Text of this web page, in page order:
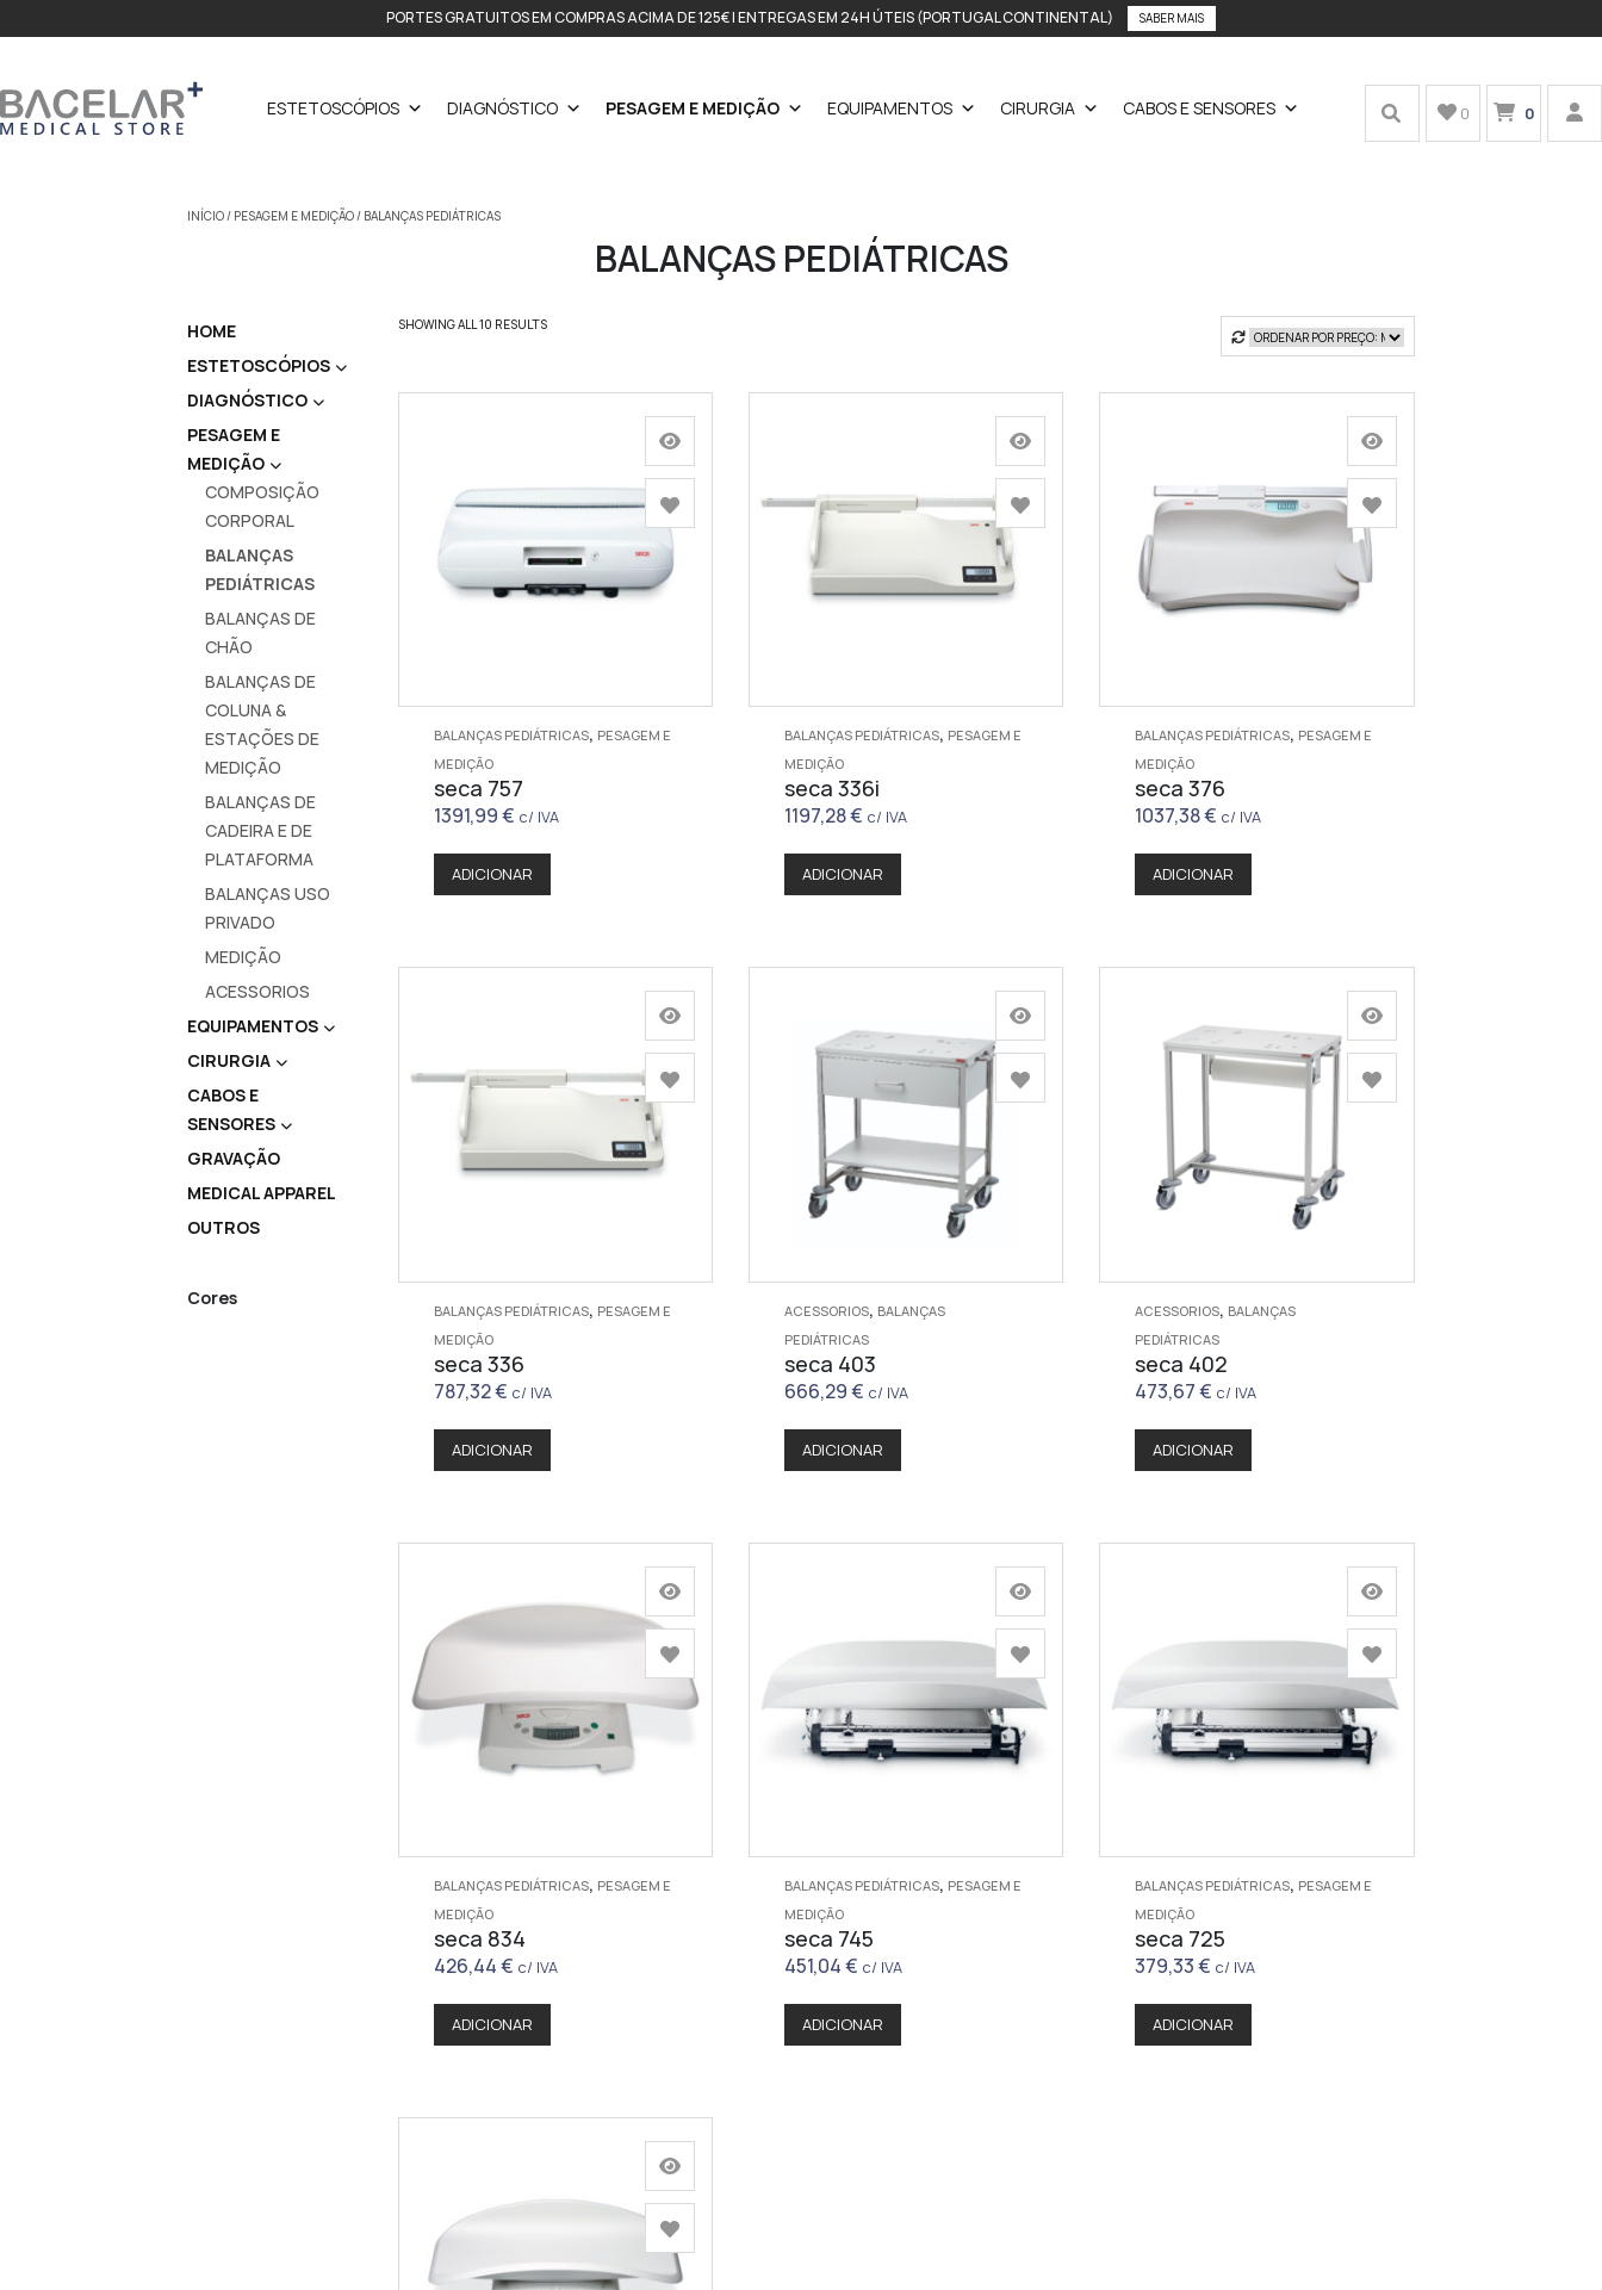
PORTES GRATUITOS EM COMPRAS ACIMA DE 125€ | ENTREGAS EM 24H ÚTEIS (PORTUGAL CONTINENTAL) SABER MAIS
ESTETOSCÓPIOS DIAGNÓSTICO PESAGEM E MEDIÇÃO EQUIPAMENTOS CIRURGIA CABOS E SENSORES 0 0
INÍCIO/ PESAGEM E MEDIÇÃO/ BALANÇAS PEDIÁTRICAS
BALANÇAS PEDIÁTRICAS
HOME
ESTETOSCÓPIOS
DIAGNÓSTICO
PESAGEM E
MEDIÇÃO
COMPOSIÇÃO
CORPORAL
BALANÇAS
PEDIÁTRICAS
BALANÇAS DE
CHÃO
BALANÇAS DE
COLUNA &
ESTAÇÕES DE
MEDIÇÃO
BALANÇAS DE
CADEIRA E DE
PLATAFORMA
BALANÇAS USO
PRIVADO
MEDIÇÃO
ACESSORIOS
EQUIPAMENTOS
CIRURGIA
CABOS E
SENSORES
GRAVAÇÃO
MEDICAL APPAREL
OUTROS
Cores
SHOWING ALL 10 RESULTS
BALANÇAS PEDIÁTRICAS, PESAGEM E
MEDIÇÃO
seca 757
1391,99€ c/ IVA
ADICIONAR
BALANÇAS PEDIÁTRICAS, PESAGEM E
MEDIÇÃO
seca 336i
1197,28€ c/ IVA
ADICIONAR
BALANÇAS PEDIÁTRICAS, PESAGEM E
MEDIÇÃO
seca 376
1037,38€ c/ IVA
ADICIONAR
BALANÇAS PEDIÁTRICAS, PESAGEM E
MEDIÇÃO
seca 336
787,32€ c/ IVA
ADICIONAR
ACESSORIOS, BALANÇAS
PEDIÁTRICAS
seca 403
666,29€ c/ IVA
ADICIONAR
ACESSORIOS, BALANÇAS
PEDIÁTRICAS
seca 402
473,67€ c/ IVA
ADICIONAR
BALANÇAS PEDIÁTRICAS, PESAGEM E
MEDIÇÃO
seca 834
426,44€ c/ IVA
ADICIONAR
BALANÇAS PEDIÁTRICAS, PESAGEM E
MEDIÇÃO
seca 745
451,04€ c/ IVA
ADICIONAR
BALANÇAS PEDIÁTRICAS, PESAGEM E
MEDIÇÃO
seca 725
379,33€ c/ IVA
ADICIONAR